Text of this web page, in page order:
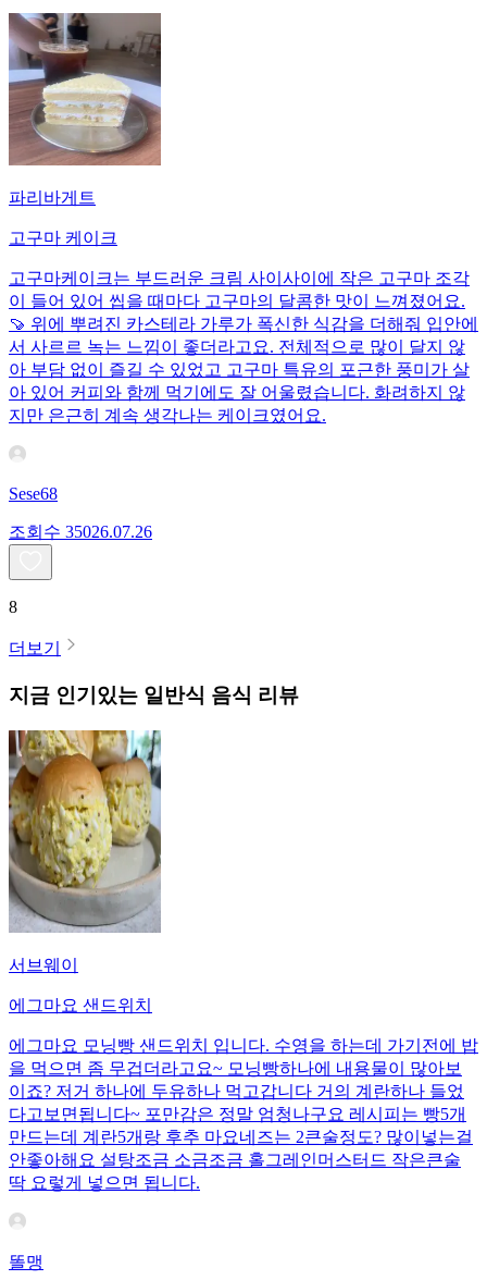
파리바게트
고구마 케이크
고구마케이크는 부드러운 크림 사이사이에 작은 고구마 조각
이 들어 있어 씹을 때마다 고구마의 달콤한 맛이 느껴졌어요.
🍠 위에 뿌려진 카스테라 가루가 폭신한 식감을 더해줘 입안에
서 사르르 녹는 느낌이 좋더라고요. 전체적으로 많이 달지 않
아 부담 없이 즐길 수 있었고 고구마 특유의 포근한 풍미가 살
아 있어 커피와 함께 먹기에도 잘 어울렸습니다. 화려하지 않
지만 은근히 계속 생각나는 케이크였어요.
Sese68
조회수 35026.07.26
8
더보기
지금 인기있는 일반식 음식 리뷰
서브웨이
에그마요 샌드위치
에그마요 모닝빵 샌드위치 입니다. 수영을 하는데 가기전에 밥
을 먹으면 좀 무겁더라고요~ 모닝빵하나에 내용물이 많아보
이죠? 저거 하나에 두유하나 먹고갑니다 거의 계란하나 들었
다고보면됩니다~ 포만감은 정말 엄청나구요 레시피는 빵5개
만드는데 계란5개랑 후추 마요네즈는 2큰술정도? 많이넣는걸
안좋아해요 설탕조금 소금조금 홀그레인머스터드 작은큰술
딱 요렇게 넣으면 됩니다.
똘맹